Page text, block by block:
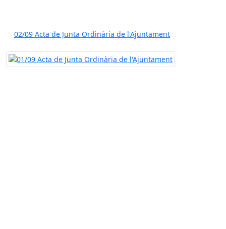
02/09 Acta de Junta Ordinària de l'Ajuntament